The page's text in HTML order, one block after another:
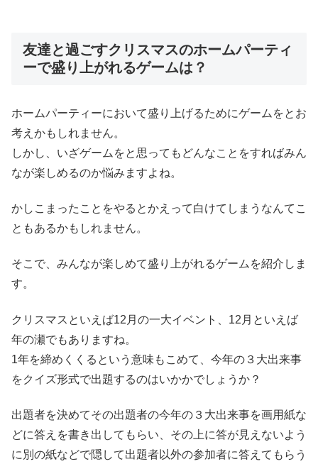
友達と過ごすクリスマスのホームパーティ
ーで盛り上がれるゲームは？
ホームパーティーにおいて盛り上げるためにゲームをとお
考えかもしれません。
しかし、いざゲームをと思ってもどんなことをすればみん
なが楽しめるのか悩みますよね。
かしこまったことをやるとかえって白けてしまうなんてこ
ともあるかもしれません。
そこで、みんなが楽しめて盛り上がれるゲームを紹介しま
す。
クリスマスといえば12月の一大イベント、12月といえば
年の瀬でもありますね。
1年を締めくくるという意味もこめて、今年の３大出来事
をクイズ形式で出題するのはいかかでしょうか？
出題者を決めてその出題者の今年の３大出来事を画用紙な
どに答えを書き出してもらい、その上に答が見えないよう
に別の紙などで隠して出題者以外の参加者に答えてもらう